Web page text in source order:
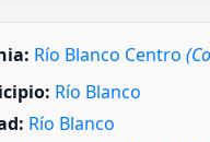
Río Blanco Centro
Río Blanco
Río Blanco